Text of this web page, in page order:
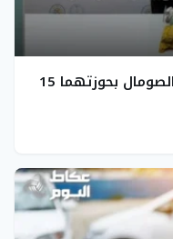
القبض على مهربيْن من إثيوبيا والصومال بحوزتهما 15